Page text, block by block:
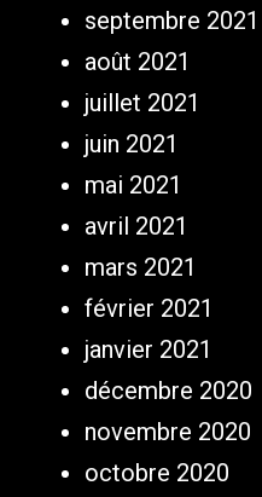
septembre 2021
août 2021
juillet 2021
juin 2021
mai 2021
avril 2021
mars 2021
février 2021
janvier 2021
décembre 2020
novembre 2020
octobre 2020